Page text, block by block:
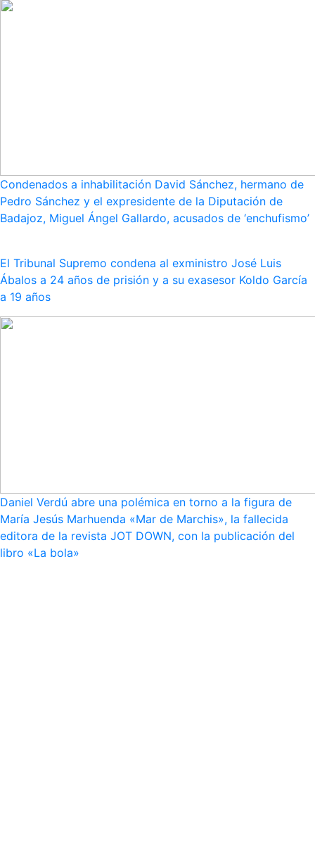
Condenados a inhabilitación David Sánchez, hermano de
Pedro Sánchez y el expresidente de la Diputación de
Badajoz, Miguel Ángel Gallardo, acusados de ‘enchufismo’
El Tribunal Supremo condena al exministro José Luis
Ábalos a 24 años de prisión y a su exasesor Koldo García
a 19 años
Daniel Verdú abre una polémica en torno a la figura de
María Jesús Marhuenda «Mar de Marchis», la fallecida
editora de la revista JOT DOWN, con la publicación del
libro «La bola»